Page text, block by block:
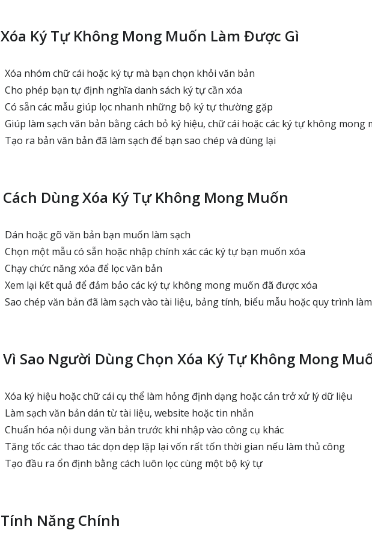
Xóa Ký Tự Không Mong Muốn Làm Được Gì
Xóa nhóm chữ cái hoặc ký tự mà bạn chọn khỏi văn bản
Cho phép bạn tự định nghĩa danh sách ký tự cần xóa
Có sẵn các mẫu giúp lọc nhanh những bộ ký tự thường gặp
Giúp làm sạch văn bản bằng cách bỏ ký hiệu, chữ cái hoặc các ký tự không mong
Tạo ra bản văn bản đã làm sạch để bạn sao chép và dùng lại
Cách Dùng Xóa Ký Tự Không Mong Muốn
Dán hoặc gõ văn bản bạn muốn làm sạch
Chọn một mẫu có sẵn hoặc nhập chính xác các ký tự bạn muốn xóa
Chạy chức năng xóa để lọc văn bản
Xem lại kết quả để đảm bảo các ký tự không mong muốn đã được xóa
Sao chép văn bản đã làm sạch vào tài liệu, bảng tính, biểu mẫu hoặc quy trình
Vì Sao Người Dùng Chọn Xóa Ký Tự Không Mong
Xóa ký hiệu hoặc chữ cái cụ thể làm hỏng định dạng hoặc cản trở xử lý dữ liệu
Làm sạch văn bản dán từ tài liệu, website hoặc tin nhắn
Chuẩn hóa nội dung văn bản trước khi nhập vào công cụ khác
Tăng tốc các thao tác dọn dẹp lặp lại vốn rất tốn thời gian nếu làm thủ công
Tạo đầu ra ổn định bằng cách luôn lọc cùng một bộ ký tự
Tính Năng Chính